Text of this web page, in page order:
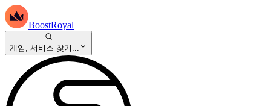
BoostRoyal
게임, 서비스 찾기...